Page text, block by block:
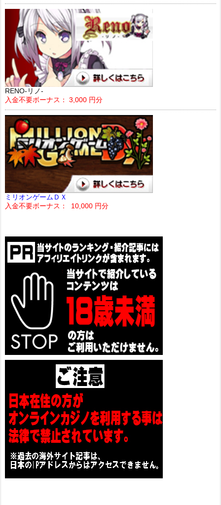
RENO-リノ-
入金不要ボーナス： 3,000 円分
ミリオンゲームＤＸ
入金不要ボーナス： 10,000 円分